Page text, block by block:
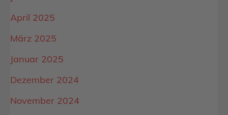
April 2025
März 2025
Januar 2025
Dezember 2024
November 2024